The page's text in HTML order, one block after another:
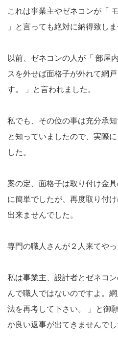
これは事業主やゼネコンが「
」と言っても絶対に納得致しま
以前、ゼネコンの人が「 部屋
スを外せば面格子が外れて網
す。 」と言われました。
私でも、その位の事は充分承
と知っていましたので、実際
した。
案の定、面格子は取り付け金
に簡単でしたが、再度取り付
出来ませんでした。
専門の職人さんが２人来てやっ
私は事業主、設計者とゼネコ
んで職人ではないのですよ。
法を再考して下さい。 」と御
か良い返事が出てきませんでし